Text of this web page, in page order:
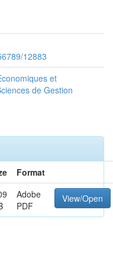
12883
et
de Gestion
Format
Adobe
PDF
View/Open